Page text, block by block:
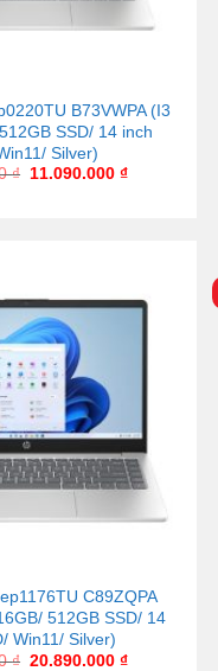
B73VWPA (I3
SSD/ 14 inch
Silver)
₫ 11.090.000₫
C89ZQPA
512GB SSD/ 14
Win11/ Silver)
₫ 20.890.000₫